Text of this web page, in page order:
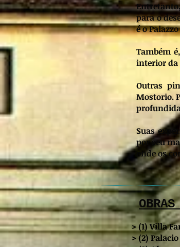
para o
é o
Também
interior da
Outras
Mostorio.
Suas
por seu
onde os
> (1) Villa
> (2)